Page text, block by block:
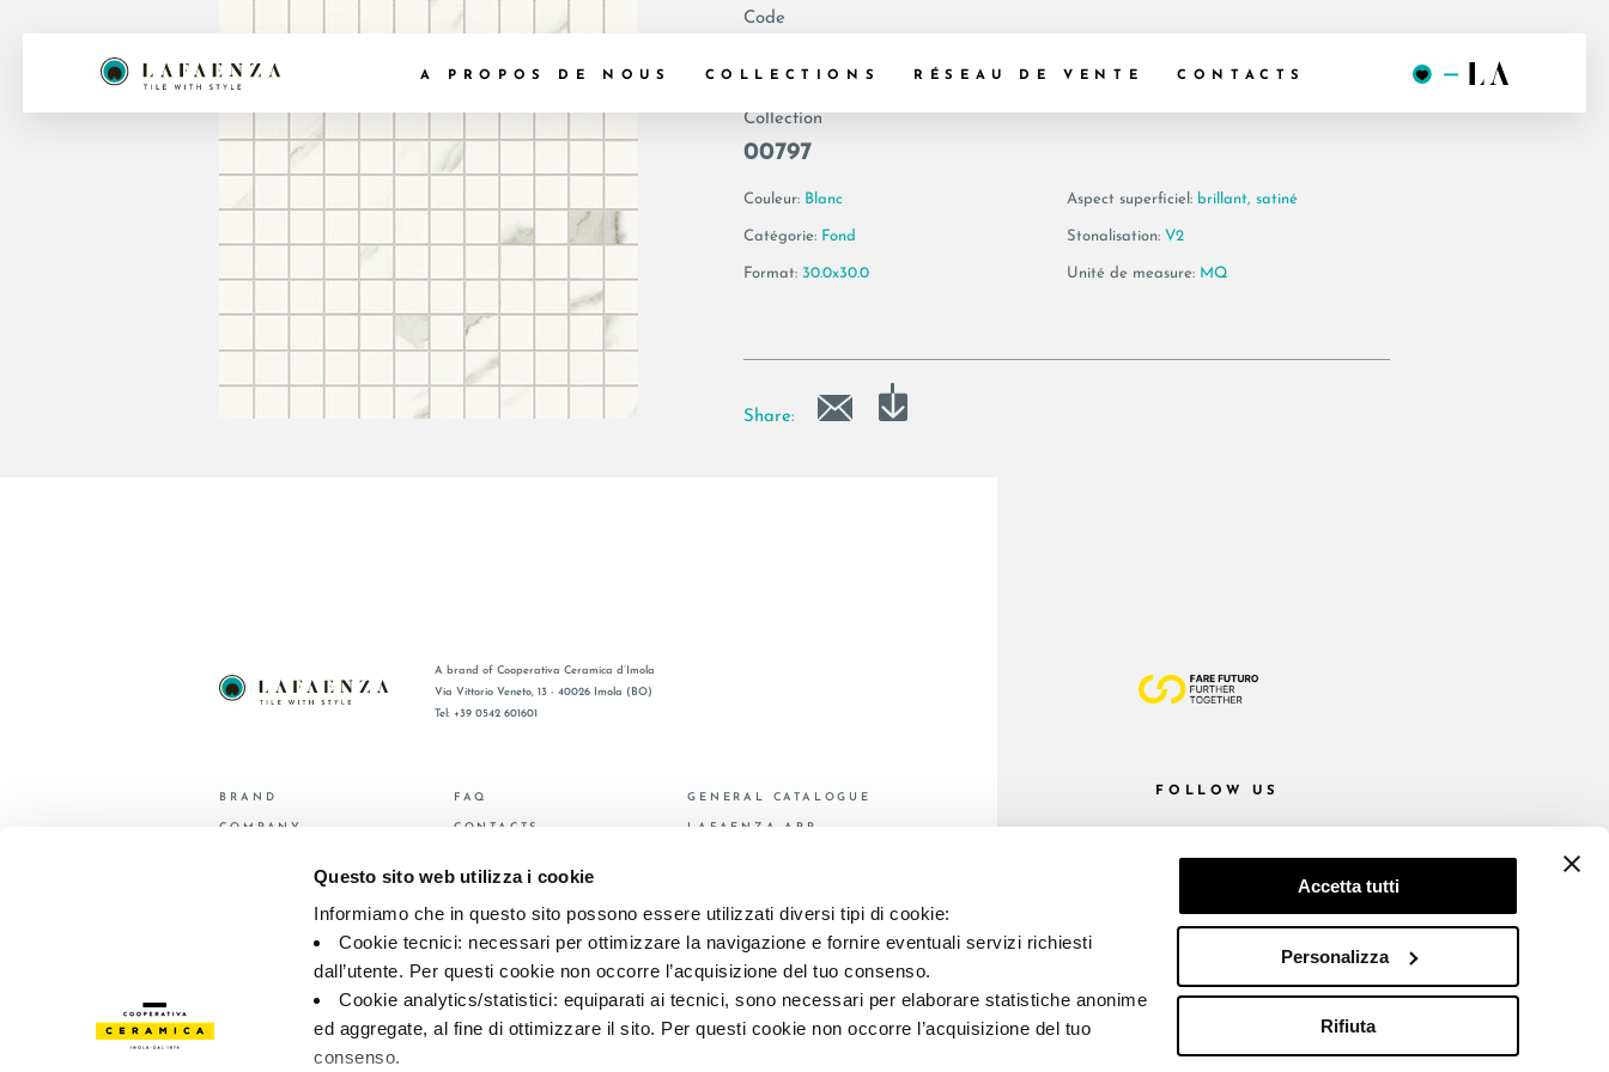
Questo sito web utilizza i cookie
Informiamo che in questo sito possono essere utilizzati diversi tipi di cookie:
Cookie tecnici: necessari per ottimizzare la navigazione e fornire eventuali servizi richiesti
dall’utente. Per questi cookie non occorre l’acquisizione del tuo consenso.
Cookie analytics/statistici: equiparati ai tecnici, sono necessari per elaborare statistiche anonime
ed aggregate, al fine di ottimizzare il sito. Per questi cookie non occorre l’acquisizione del tuo
consenso.
Accetta tutti
Personalizza
Rifiuta
A PROPOS DE NOUS COLLECTIONS RÉSEAU DE VENTE CONTACTS
Code
Collection
00797
Couleur: Blanc
Catégorie: Fond
Format: 30.0x30.0
Aspect superficiel: brillant, satiné
Stonalisation: V2
Unité de measure: MQ
Share:
A brand of Cooperativa Ceramica d’Imola
Via Vittorio Veneto, 13 - 40026 Imola (BO)
Tel: +39 0542 601601
BRAND
COMPANY
COLLECTIONS
FAQ
CONTACTS
GENERAL CATALOGUE
LAFAENZA APP
FOLLOW US
© 2026 - Cooperativa Ceramica d’ImolaP.IVA IT00498281203 C.F. E REG. IMPR. BO 00286900378 R.E.A. BO 5545
Cookie policy — Privacy preferences